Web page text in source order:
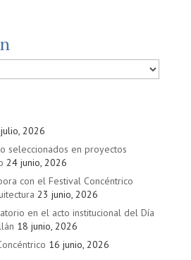
2026
seleccionados en proyectos
24 junio, 2026
con el Festival Concéntrico
23 junio, 2026
en el acto institucional del Día
18 junio, 2026
16 junio, 2026